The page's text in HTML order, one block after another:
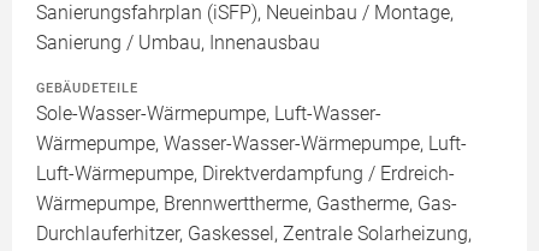
Sanierungsfahrplan (iSFP), Neueinbau / Montage,
Sanierung / Umbau, Innenausbau
GEBÄUDETEILE
Sole-Wasser-Wärmepumpe, Luft-Wasser-
Wärmepumpe, Wasser-Wasser-Wärmepumpe, Luft-
Luft-Wärmepumpe, Direktverdampfung / Erdreich-
Wärmepumpe, Brennwerttherme, Gastherme, Gas-
Durchlauferhitzer, Gaskessel, Zentrale Solarheizung,